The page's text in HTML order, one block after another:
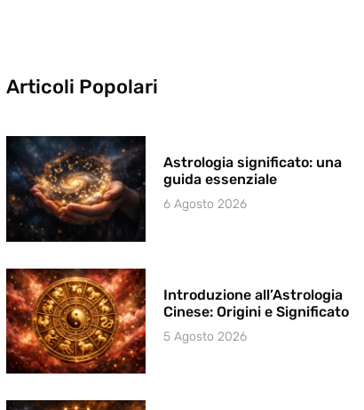
Articoli Popolari
Astrologia significato: una
guida essenziale
6 Agosto 2026
Introduzione all’Astrologia
Cinese: Origini e Significato
5 Agosto 2026